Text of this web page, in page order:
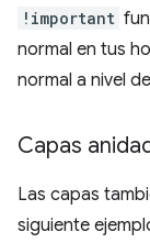
!important
normal en tus
normal a nivel
Capas
Las capas
siguiente